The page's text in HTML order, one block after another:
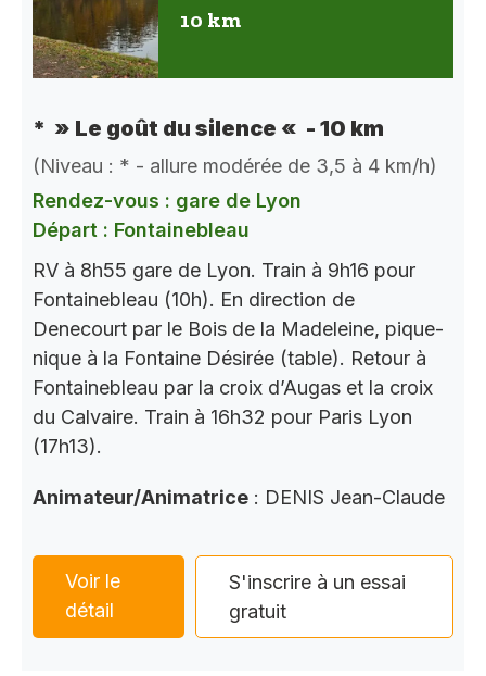
10 km
* » Le goût du silence « - 10 km
(Niveau : * - allure modérée de 3,5 à 4 km/h)
Rendez-vous : gare de Lyon
Départ : Fontainebleau
RV à 8h55 gare de Lyon. Train à 9h16 pour
Fontainebleau (10h). En direction de
Denecourt par le Bois de la Madeleine, pique-
nique à la Fontaine Désirée (table). Retour à
Fontainebleau par la croix d’Augas et la croix
du Calvaire. Train à 16h32 pour Paris Lyon
(17h13).
Animateur/Animatrice : DENIS Jean-Claude
Voir le
détail
S'inscrire à un essai
gratuit